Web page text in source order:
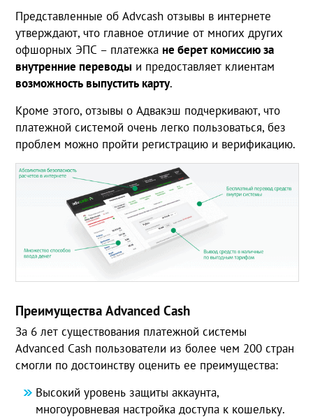
Представленные об Advcash отзывы в интернете
утверждают, что главное отличие от многих других
офшорных ЭПС – платежка не берет комиссию за
внутренние переводы и предоставляет клиентам
возможность выпустить карту.
Кроме этого, отзывы о Адвакэш подчеркивают, что
платежной системой очень легко пользоваться, без
проблем можно пройти регистрацию и верификацию.
Преимущества Advanced Cash
За 6 лет существования платежной системы
Advanced Cash пользователи из более чем 200 стран
смогли по достоинству оценить ее преимущества:
Высокий уровень защиты аккаунта,
многоуровневая настройка доступа к кошельку.